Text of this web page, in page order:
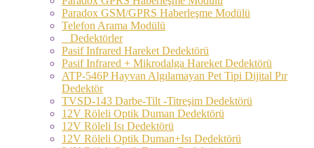
Paradox GSM/GPRS Haberleşme Modülü
Telefon Arama Modülü
Dedektörler
Pasif Infrared Hareket Dedektörü
Pasif Infrared + Mikrodalga Hareket Dedektörü
ATP-546P Hayvan Algılamayan Pet Tipi Dijital Pır
Dedektör
TVSD-143 Darbe-Tilt -Titreşim Dedektörü
12V Röleli Optik Duman Dedektörü
12V Röleli Isı Dedektörü
12V Röleli Optik Duman+Isı Dedektörü